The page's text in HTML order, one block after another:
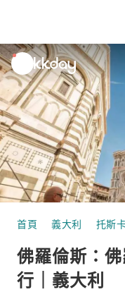
unread
notifications
首頁 義大利 托斯
佛羅倫斯：
行｜義大利